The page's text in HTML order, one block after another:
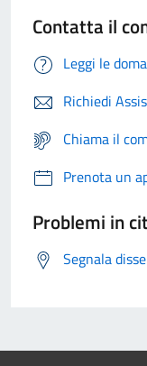
Contatta il
Leggi le
Richiedi
Chiama il
Prenota un
Problemi in
Segnala